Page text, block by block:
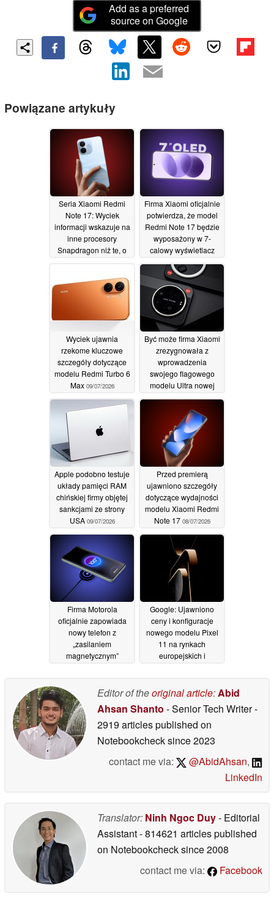
Add as a preferred
source on Google
Powiązane artykuły
Seria Xiaomi Redmi
Note 17: Wyciek
informacji wskazuje na
inne procesory
Snapdragon niż te, o
13/07/2026
Firma Xiaomi oficjalnie
potwierdza, że model
Redmi Note 17 będzie
wyposażony w 7-
calowy wyświetlacz
OLED oraz pojemną
baterię10/07/2026
Wyciek ujawnia
rzekome kluczowe
szczegóły dotyczące
modelu Redmi Turbo 6
Max 09/07/2026
Być może firma Xiaomi
zrezygnowała z
wprowadzenia
swojego flagowego
modelu Ultra nowej
generacji09/07/2026
Apple podobno testuje
układy pamięci RAM
chińskiej firmy objętej
sankcjami ze strony
USA 09/07/2026
Przed premierą
ujawniono szczegóły
dotyczące wydajności
modelu Xiaomi Redmi
Note 17 08/07/2026
Firma Motorola
oficjalnie zapowiada
nowy telefon z
„zasilaniem
magnetycznym”
Google: Ujawniono
ceny i konfiguracje
nowego modelu Pixel
11 na rynkach
europejskich i
Editor of theoriginal article:Abid
Ahsan Shanto - Senior Tech Writer-
2919 articles published on
Notebookchecksince 2023
contact me via:
@AbidAhsan,
LinkedIn
Translator: Ninh Ngoc Duy- Editorial
Assistant- 814621 articles published
on Notebookchecksince 2008
contact me via:
Facebook